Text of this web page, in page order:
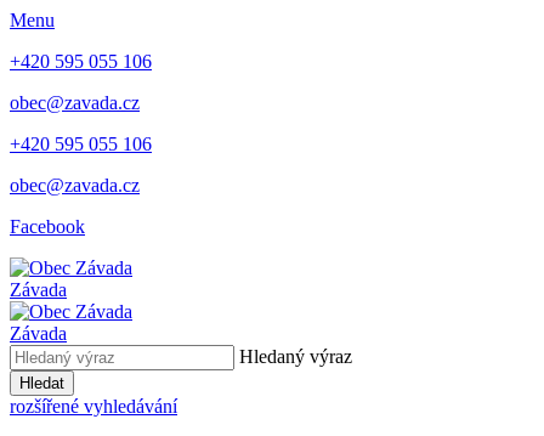
Menu
+420 595 055 106
obec@zavada.cz
+420 595 055 106
obec@zavada.cz
Facebook
Závada
Závada
Hledaný výraz
Hledat
rozšířené vyhledávání